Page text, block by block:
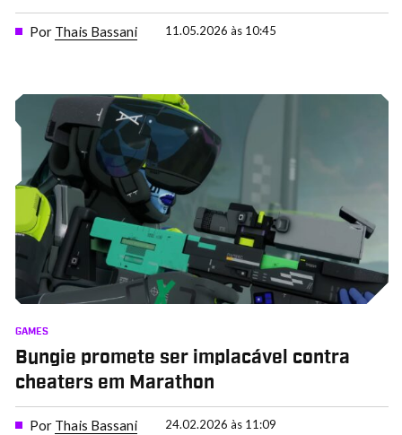
Por Thais Bassani 11.05.2026 às 10:45
GAMES
Bungie promete ser implacável contra
cheaters em Marathon
Por Thais Bassani 24.02.2026 às 11:09